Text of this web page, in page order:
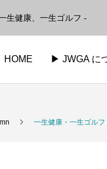
生健康、一生ゴルフ -
HOME ▶︎ JWGA に
一生健康・一生ゴル